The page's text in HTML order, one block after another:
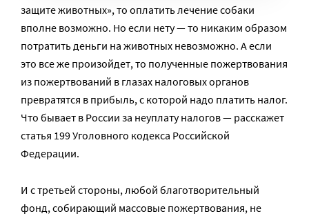
защите животных», то оплатить лечение собаки
вполне возможно. Но если нету — то никаким образом
потратить деньги на животных невозможно. А если
это все же произойдет, то полученные пожертвования
из пожертвований в глазах налоговых органов
превратятся в прибыль, с которой надо платить налог.
Что бывает в России за неуплату налогов — расскажет
статья 199 Уголовного кодекса Российской
Федерации.
И с третьей стороны, любой благотворительный
фонд, собирающий массовые пожертвования, не